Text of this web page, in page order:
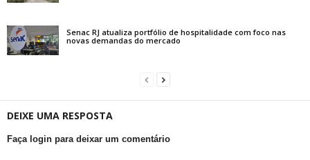
Senac RJ atualiza portfólio de hospitalidade com foco nas
novas demandas do mercado
DEIXE UMA RESPOSTA
Faça login para deixar um comentário